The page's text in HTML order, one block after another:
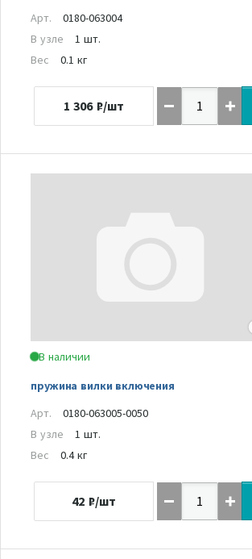
Арт.
0180-063004
В узле
1 шт.
Вес
0.1 кг
1 306 ₽/шт
В наличии
пружина вилки включения
Арт.
0180-063005-0050
В узле
1 шт.
Вес
0.4 кг
42 ₽/шт